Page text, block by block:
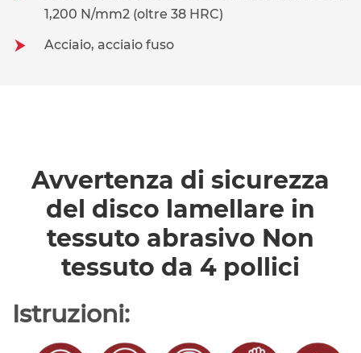
1,200 N/mm2 (oltre 38 HRC)
Acciaio, acciaio fuso
Avvertenza di sicurezza
del disco lamellare in
tessuto abrasivo Non
tessuto da 4 pollici
Istruzioni: